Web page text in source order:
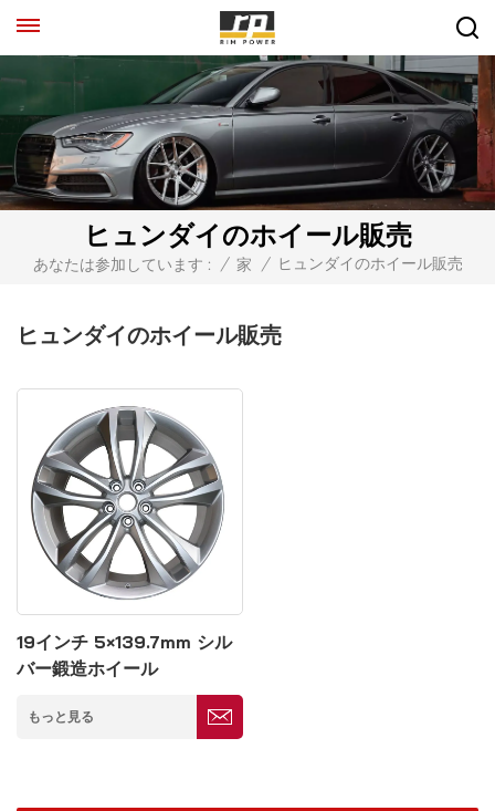
ヒュンダイのホイール販売
あなたは参加しています : / 家 / ヒュンダイのホイール販売
ヒュンダイのホイール販売
19インチ 5×139.7mm シル
バー鍛造ホイール
もっと見る